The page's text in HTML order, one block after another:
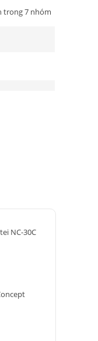
trong 7 nhóm
NC-30C